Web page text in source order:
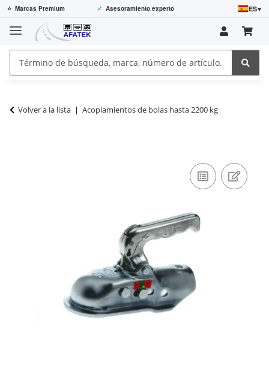
⭐ Marcas Premium ✓ Asesoramiento experto ES▾
Volver a la lista Acoplamientos de bolas hasta 2200 kg